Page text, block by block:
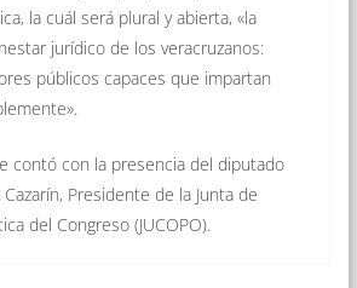
la cuál será plural y abierta, «la
jurídico de los veracruzanos:
públicos capaces que impartan
contó con la presencia del diputado
Cazarín, Presidente de la Junta de
del Congreso (JUCOPO).